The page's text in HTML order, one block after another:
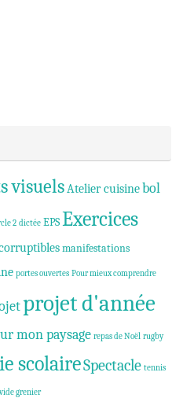
visuelsAtelier cuisinebol
2 dictée EPSExercices
manifestations
portes ouvertes Pour mieux comprendre
projet d'année
mon paysage repas de Noël rugby
scolaireSpectacle tennis
vide grenier